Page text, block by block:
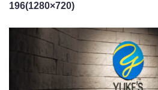
CGライブ・XRメタバース制作
受託開発事業
196(1280×720)